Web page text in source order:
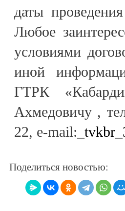
даты
Любое
условиями
иной
ГТРК
Ахмедовичу ,
22, e-mail:
Поделиться новостью: